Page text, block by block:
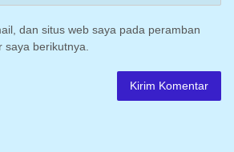
dan situs web saya pada peramban
berikutnya.